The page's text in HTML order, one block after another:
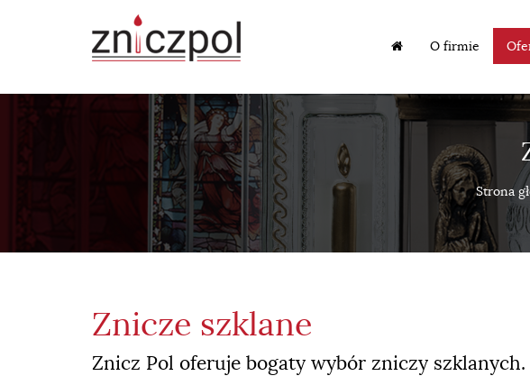
O firmie
Strona
Znicze szklane
Znicz Pol oferuje bogaty wybór zniczy